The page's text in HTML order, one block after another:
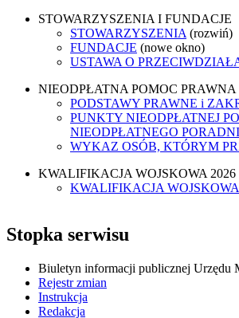
STOWARZYSZENIA I FUNDACJE
STOWARZYSZENIA (rozwiń)
FUNDACJE (nowe okno)
USTAWA O
NIEODPŁATNA POMOC PRAWNA
PODSTAWY PRAWNE i
PUNKTY NIEODPŁATNEJ
NIEODPŁATNEGO
WYKAZ OSÓB, KTÓRYM
KWALIFIKACJA WOJSKOWA 2026
KWALIFIKACJA
Stopka serwisu
Biuletyn informacji publicznej Urzędu
Rejestr zmian
Instrukcja
Redakcja